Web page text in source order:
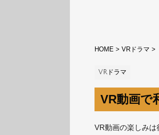
HOME > VRドラマ >
VRドラマ
VR動画で
VR動画の楽しみは